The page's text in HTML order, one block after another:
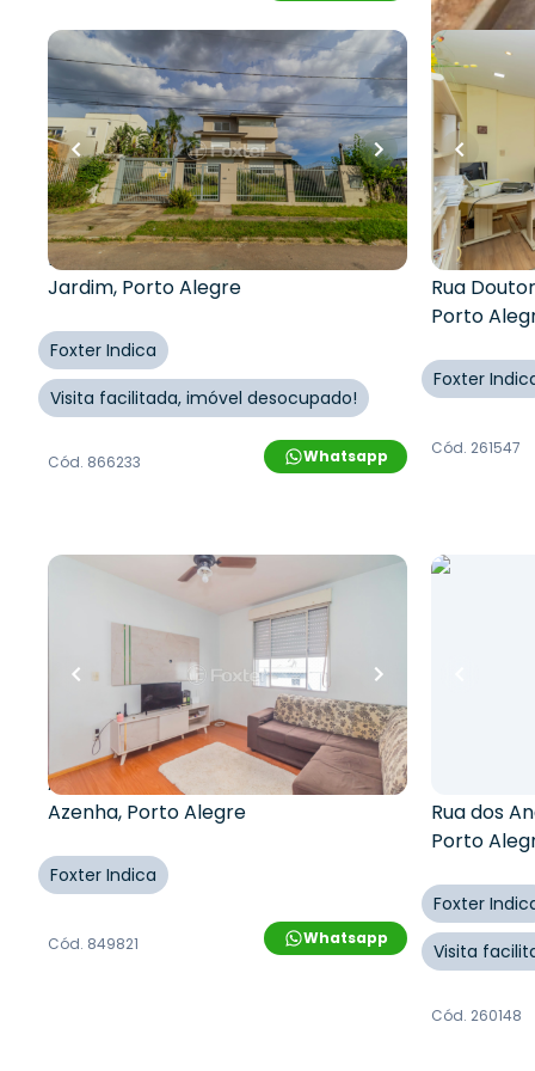
R$5.300.000,00
R$4.770.000,00
10% OFF
600m²•4quartos•6banheiros•
9vagas
Casa
Rua General Salvador Pinheiro
Vila
Jardim, Porto Alegre
Foxter Indica
Visita facilitada, imóvel desocupado!
Whatsapp
Cód. 866233
R$111.150,00
R$
10% OFF
23m² 0
0vagas
Sala /
Edifício
Rua
Porto
Foxter
Cód. 261547
38m² quarto• 1 banheiro • 1
vaga
Apartamento • Conjunto
Residencial Monte Bello
Avenida Professor Oscar Pereira
Azenha, Porto Alegre
Foxter Indica
Whatsapp
Cód. 849821
Rua dos
Porto
Foxter
Visita
Cód. 260148